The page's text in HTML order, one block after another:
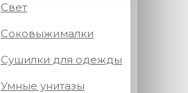
Свет
Соковыжималки
Сушилки для одежды
Умные унитазы